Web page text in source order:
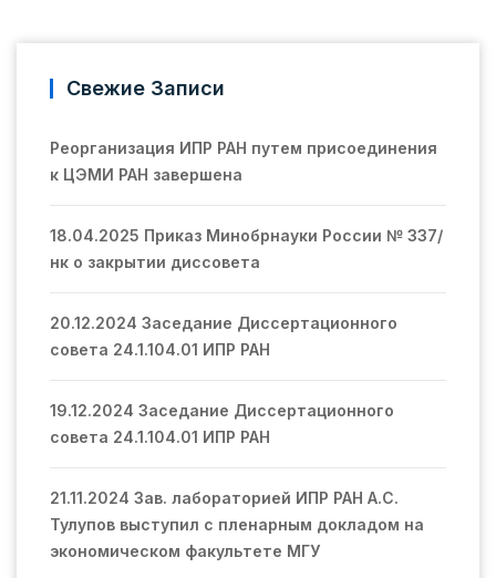
Свежие Записи
Реорганизация ИПР РАН путем присоединения
к ЦЭМИ РАН завершена
18.04.2025 Приказ Минобрнауки России № 337/
нк о закрытии диссовета
20.12.2024 Заседание Диссертационного
совета 24.1.104.01 ИПР РАН
19.12.2024 Заседание Диссертационного
совета 24.1.104.01 ИПР РАН
21.11.2024 Зав. лабораторией ИПР РАН А.С.
Тулупов выступил с пленарным докладом на
экономическом факультете МГУ